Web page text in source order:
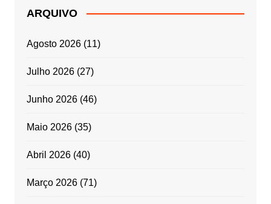
ARQUIVO
Agosto 2026(11)
Julho 2026(27)
Junho 2026(46)
Maio 2026(35)
Abril 2026(40)
Março 2026(71)